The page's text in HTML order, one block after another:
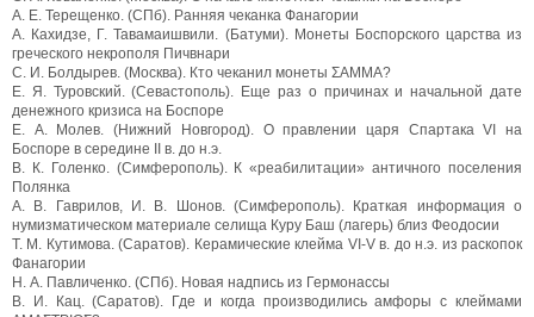
А. Е. Терещенко. (СПб). Ранняя чеканка Фанагории
A. Кахидзе, Г. Тавамаишвили. (Батуми). Монеты Боспорского царства из
греческого некрополя Пичвнари
С. И. Болдырев. (Москва). Кто чеканил монеты ΣΑΜΜΑ?
Е. Я. Туровский. (Севастополь). Еще раз о причинах и начальной дате
денежного кризиса на Боспоре
Е. А. Молев. (Нижний Новгород). О правлении царя Спартака VI на
Боспоре в середине II в. до н.э.
B. К. Голенко. (Симферополь). К «реабилитации» античного поселения
Полянка
A. В. Гаврилов, И. В. Шонов. (Симферополь). Краткая информация о
нумизматическом материале селища Куру Баш (лагерь) близ Феодосии
Т. М. Кутимова. (Саратов). Керамические клейма VI-V в. до н.э. из раскопок
Фанагории
Н. А. Павличенко. (СПб). Новая надпись из Гермонассы
B. И. Кац. (Саратов). Где и когда производились амфоры с клеймами